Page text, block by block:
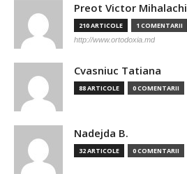
Preot Victor Mihalachi
210 ARTICOLE 1 COMENTARII
http://www.ortodoxia.md
Cvasniuc Tatiana
88 ARTICOLE 0 COMENTARII
Nadejda B.
32 ARTICOLE 0 COMENTARII